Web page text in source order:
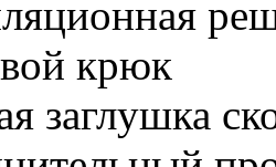
крюк
заглушка